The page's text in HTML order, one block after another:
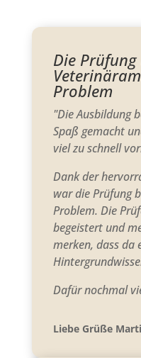
Die
Problem
"Die Ausbildung
Spaß gemacht
viel zu schnell
Dank der
war die Prüfung
Problem. Die
begeistert und
merken, dass da
Dafür nochmal
Liebe Grüße